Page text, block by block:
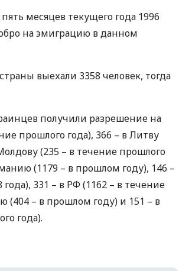
месяцев текущего года 1996
на эмиграцию в данном
выехали 3358 человек, тогда
получили разрешение на
прошлого года), 366 – в Литву
(235 – в течение прошлого
(1179 – в прошлом году), 146 –
331 – в РФ (1162 – в течение
(404 – в прошлом году) и 151 – в
года).